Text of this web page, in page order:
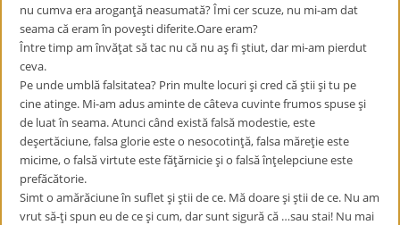
nu cumva era aroganţă neasumată? Îmi cer scuze, nu mi-am dat
seama că eram în poveşti diferite.Oare eram?
Între timp am învăţat să tac nu că nu aş fi ştiut, dar mi-am pierdut
ceva.
Pe unde umblă falsitatea? Prin multe locuri şi cred că ştii şi tu pe
cine atinge. Mi-am adus aminte de câteva cuvinte frumos spuse şi
de luat în seama. Atunci când există falsă modestie, este
deşertăciune, falsa glorie este o nesocotinţă, falsa măreţie este
micime, o falsă virtute este făţărnicie şi o falsă înţelepciune este
prefăcătorie.
Simt o amărăciune în suflet şi ştii de ce. Mă doare şi ştii de ce. Nu am
vrut să-ţi spun eu de ce şi cum, dar sunt sigură că …sau stai! Nu mai